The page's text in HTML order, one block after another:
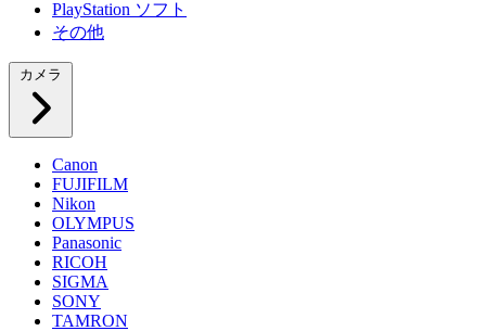
PlayStation ソフト
その他
カメラ
Canon
FUJIFILM
Nikon
OLYMPUS
Panasonic
RICOH
SIGMA
SONY
TAMRON